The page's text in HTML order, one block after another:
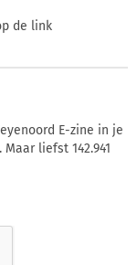
de link
E-zine in je
liefst 142.941